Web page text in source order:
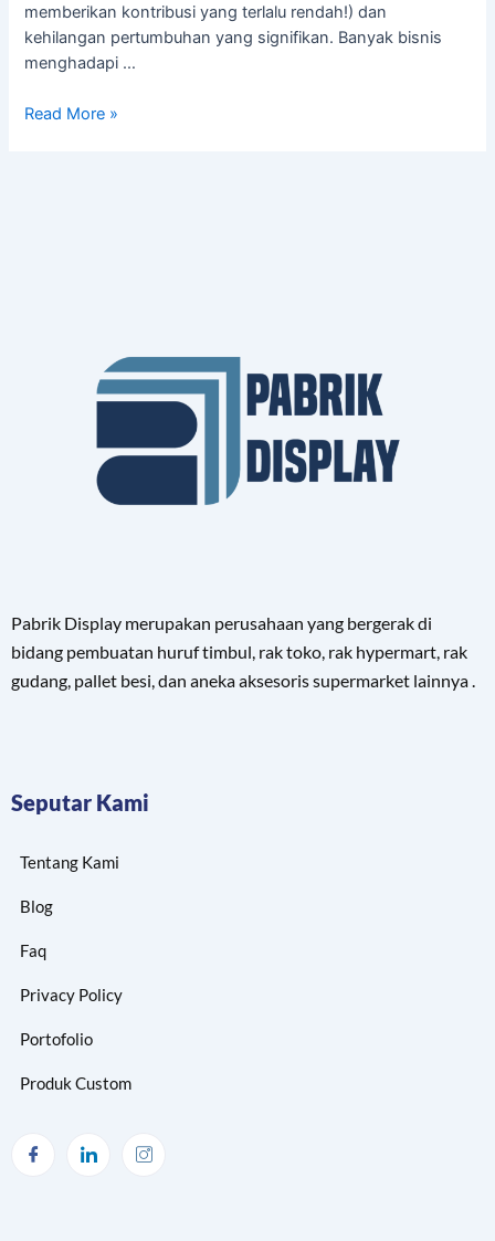
memberikan kontribusi yang terlalu rendah!) dan
kehilangan pertumbuhan yang signifikan. Banyak bisnis
menghadapi …
Read More »
Pabrik Display merupakan perusahaan yang bergerak di
bidang pembuatan huruf timbul, rak toko, rak hypermart, rak
gudang, pallet besi, dan aneka aksesoris supermarket lainnya .
Seputar Kami
Tentang Kami
Blog
Faq
Privacy Policy
Portofolio
Produk Custom